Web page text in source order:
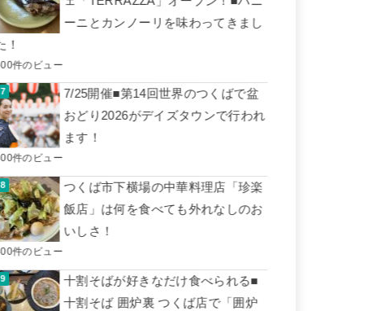
ーニとカンノーリを味わってきまし
！
件のビュー
7/25開催■第14回世界のつくばで盆
おどり2026がデイズタウンで行われ
ます！
件のビュー
つくば市下横場の中華料理店「珍楽
飯店」は何を食べても外れなしのお
いしさ！
件のビュー
十割そばが好きなだけ食べられる■
十割そば 囲炉裏 つくば店で「囲炉